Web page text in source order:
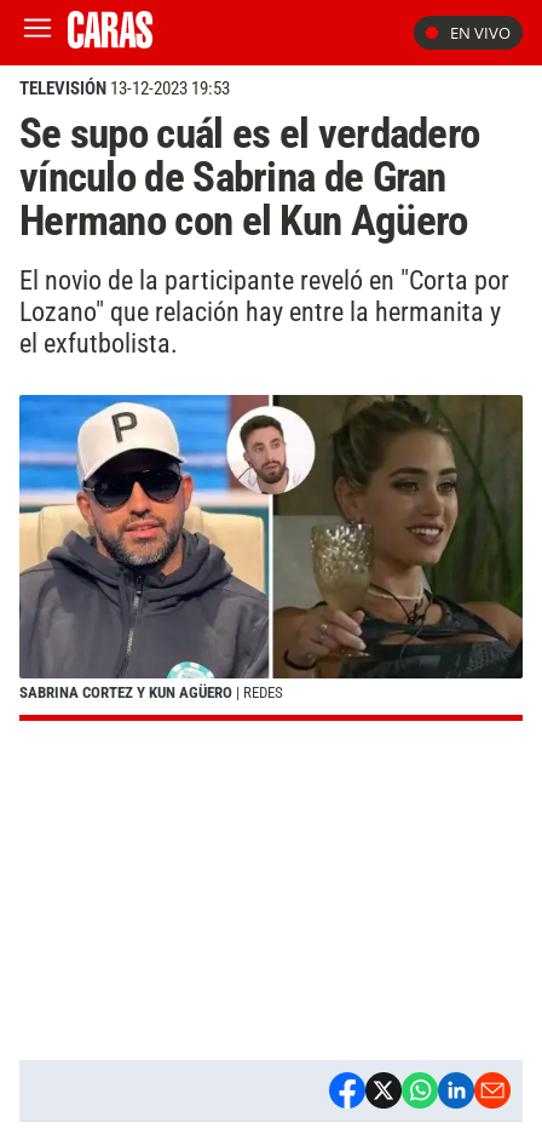
EN VIVO
TELEVISIÓN 13-12-2023 19:53
Se supo cuál es el verdadero
vínculo de Sabrina de Gran
Hermano con el Kun Agüero
El novio de la participante reveló en "Corta por
Lozano" que relación hay entre la hermanita y
el exfutbolista.
SABRINA CORTEZ Y KUN AGÜERO | REDES